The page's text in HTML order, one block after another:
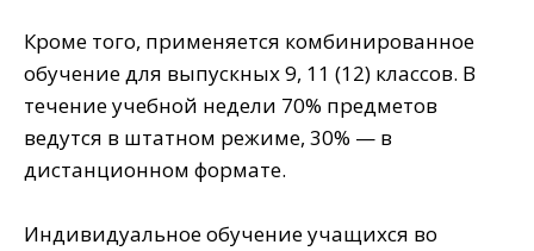
Кроме того, применяется комбинированное
обучение для выпускных 9, 11 (12) классов. В
течение учебной недели 70% предметов
ведутся в штатном режиме, 30% — в
дистанционном формате.
Индивидуальное обучение учащихся во